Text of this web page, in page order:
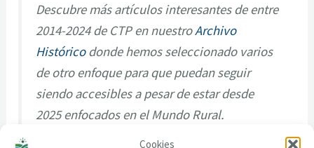
Cookies
Descubre más artículos interesantes de entre
2014-2024 de CTP en nuestroArchivo
Históricodonde hemos seleccionado varios
de otro enfoque para que puedan seguir
siendo accesibles a pesar de estar desde
2025 enfocados en el Mundo Rural.